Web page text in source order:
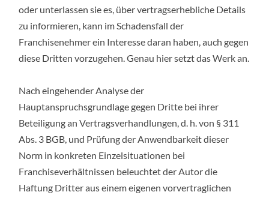
oder unterlassen sie es, über vertragserhebliche Details
zu informieren, kann im Schadensfall der
Franchisenehmer ein Interesse daran haben, auch gegen
diese Dritten vorzugehen. Genau hier setzt das Werk an.
Nach eingehender Analyse der
Hauptanspruchsgrundlage gegen Dritte bei ihrer
Beteiligung an Vertragsverhandlungen, d. h. von § 311
Abs. 3 BGB, und Prüfung der Anwendbarkeit dieser
Norm in konkreten Einzelsituationen bei
Franchiseverhältnissen beleuchtet der Autor die
Haftung Dritter aus einem eigenen vorvertraglichen